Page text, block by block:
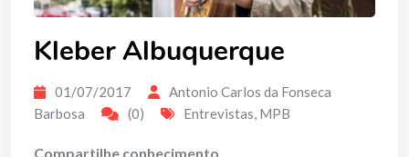
Kleber Albuquerque
01/07/2017
Antonio Carlos da Fonseca
Barbosa
(0) Entrevistas, MPB
Compartilhe conhecimento